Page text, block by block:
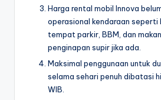
Harga rental mobil Innova
operasional kendaraan seperti
tempat parkir, BBM, dan
penginapan supir jika ada.
Maksimal penggunaan untuk
selama sehari penuh dibatasi
WIB.